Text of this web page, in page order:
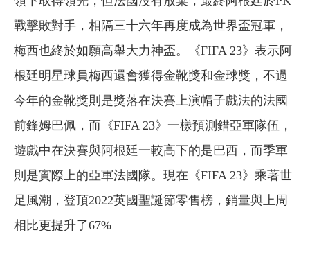
戰擊敗對手，相隔三十六年再度成為世界盃冠軍，
梅西也終於如願高舉大力神盃。《FIFA 23》表示阿
根廷明星球員梅西還會獲得金靴獎和金球獎，不過
今年的金靴獎則是獎落在決賽上演帽子戲法的法國
前鋒姆巴佩，而《FIFA 23》一樣預測錯亞軍隊伍，
遊戲中在決賽與阿根廷一較高下的是巴西，而季軍
則是實際上的亞軍法國隊。現在《FIFA 23》乘著世
足風潮，登頂2022英國聖誕節零售榜，銷量與上周
相比更提升了67%